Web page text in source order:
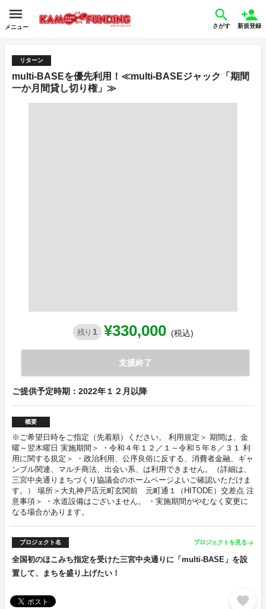
メニュー さがす 新規登録
リターン
multi-BASEを優先利用！≪multi-BASEジャック「期間
一か月間貸し切り権」≫
残り 1 ¥330,000 (税込)
支援終了
ご提供予定時期：2022年１２月以降
概要
※ご希望日時をご指定（先着順）ください。 利用規定＞ 期間は、金
曜～翌木曜日 実施期間＞ ・令和４年１２／１～令和５年８／３１ 利
用に関する規定＞ ・政治利用、公序良俗に反する、消費者金融、ギャ
ンブル関連、マルチ商法、出会い系、は利用できません。（詳細は、
三宮中央通りまちづくり協議会のホームページよいご確認いただけま
す。） 場所＞大丸神戸店元町玄関前 元町通１（HITODE）交差点 注
意事項＞ ・水道設備はございません。 ・実施期間がやむなく変更に
なる場合があります。
プロジェクト名 プロジェクトを見る arrow_forward
全国初のほこみち指定を受けた三宮中央通りに「multi-BASE」を設
置して、まちを盛り上げたい！
favorite